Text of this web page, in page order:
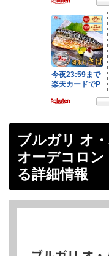
ブルガリ オ
オーデコロ
る詳細情報